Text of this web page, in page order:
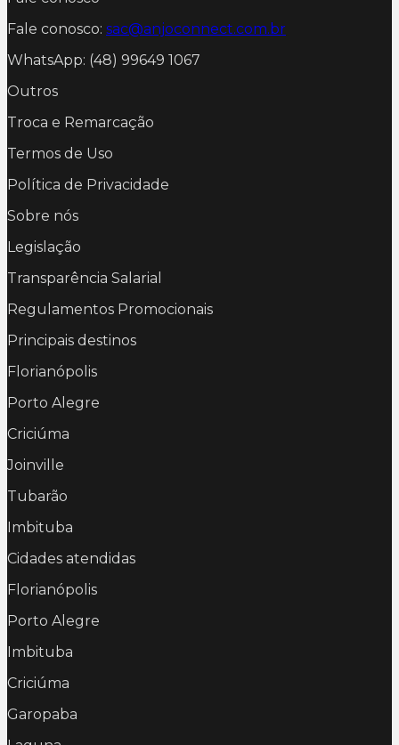
Fale conosco: sac@anjoconnect.com.br
WhatsApp: (48) 99649 1067
Outros
Troca e Remarcação
Termos de Uso
Política de Privacidade
Sobre nós
Legislação
Transparência Salarial
Regulamentos Promocionais
Principais destinos
Florianópolis
Porto Alegre
Criciúma
Joinville
Tubarão
Imbituba
Cidades atendidas
Florianópolis
Porto Alegre
Imbituba
Criciúma
Garopaba